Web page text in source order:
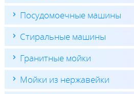
Посудомоечные машины
Стиральные машины
Гранитные мойки
Мойки из нержавейки